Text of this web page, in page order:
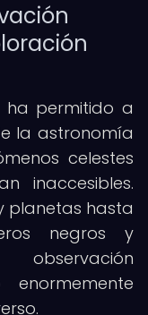
ha permitido a
la astronomía
celestes
inaccesibles.
planetas hasta
negros y